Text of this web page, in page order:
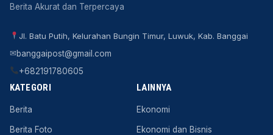
Berita Akurat dan Terpercaya
Jl. Batu Putih, Kelurahan Bungin Timur, Luwuk, Kab. Banggai
✉banggaipost@gmail.com
+682191780605
KATEGORI
Berita
Berita Foto
LAINNYA
Ekonomi
Ekonomi dan Bisnis